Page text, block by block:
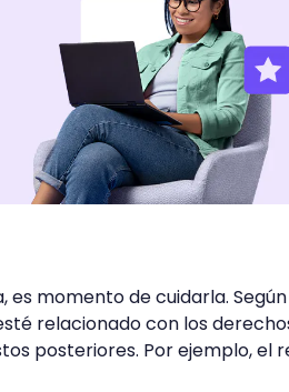
es momento de cuidarla.
relacionado con los
posteriores. Por ejemplo, el